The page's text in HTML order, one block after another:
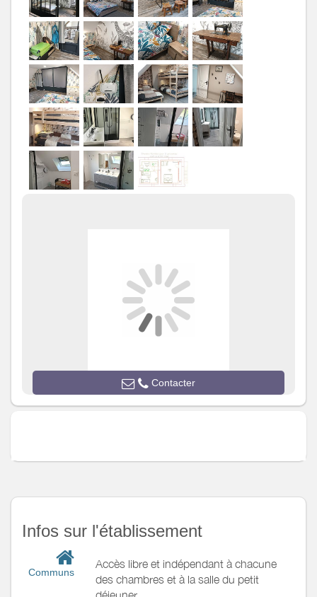
comprend 1 lit 160x200 et un
coin salon. La chambre des
enfants accessible uniquement
de la chambre des parents
comprend 1 lit 90 x 200 et un lit
superposé 2 x 90 x 200
Salle de
bains/Salle
d'eau
Salle de bains avec
douche
Salle(s) d'eau (avec douche):
Cabine de 120 x 80, double
vasques
WC
Wifi
Salon de jardin
Terrain clos
Divers
Contacter
Infos sur l'établissement
Communs
Accès libre et indépendant à chacune
des chambres et à la salle du petit